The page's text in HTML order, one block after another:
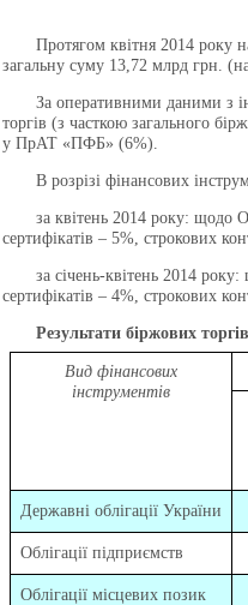
Протягом квітня 2014 року на
загальну суму 13,72 млрд грн.
За оперативними даними з
торгів (з часткою загального
у ПрАТ «ПФБ» (6%).
В розрізі фінансових
за квітень 2014 року: щодо
сертифікатів – 5%, строкових
за січень-квітень 2014 року:
сертифікатів – 4%, строкових
Результати біржових
Вид фінансових
інструментів
Державні облігації України
Облігації підприємств
Облігації місцевих позик